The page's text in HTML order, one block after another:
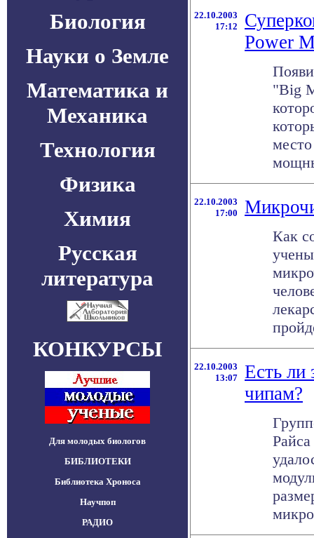
Биология
Науки о Земле
Математика и
Механика
Технология
Физика
Химия
Русская
литература
КОНКУРСЫ
Для молодых биологов
БИБЛИОТЕКИ
Библиотека Хроноса
Научпоп
РАДИО
22.10.2003
17:12
Power
"Big
22.10.2003
17:00
Как
22.10.2003
13:07
Есть ли
чипам?